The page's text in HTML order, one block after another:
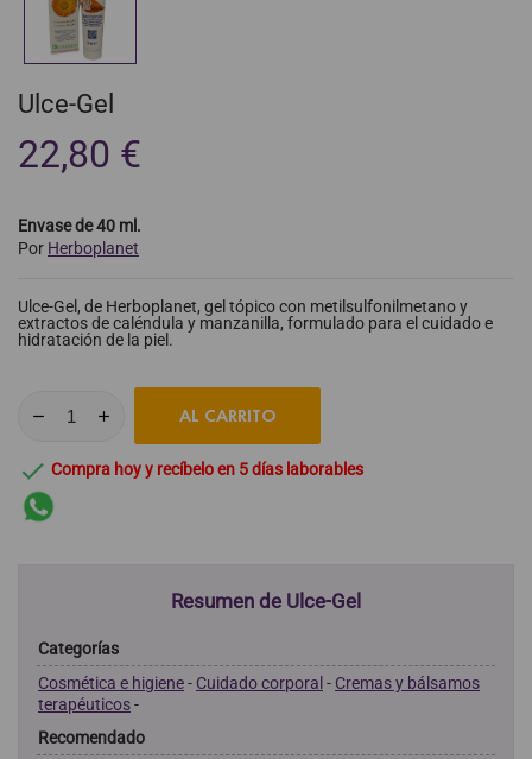
Ulce-Gel
22,80 €
Envase de 40 ml.
Por Herboplanet
Ulce-Gel, de Herboplanet, gel tópico con metilsulfonilmetano y
extractos de caléndula y manzanilla, formulado para el cuidado e
hidratación de la piel.
AL CARRITO
 Compra hoy y recíbelo en 5 días laborables
Resumen de Ulce-Gel
Categorías
Cosmética e higiene- Cuidado corporal- Cremas y bálsamos
terapéuticos-
Recomendado